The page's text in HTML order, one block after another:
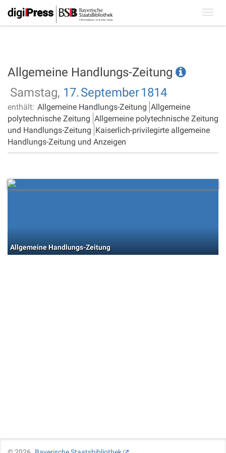
Allgemeine Handlungs-Zeitung
Samstag, 17.September1814
enthält: Allgemeine Handlungs-Zeitung Allgemeine
polytechnische Zeitung Allgemeine polytechnische Zeitung
und Handlungs-Zeitung Kaiserlich-privilegirte allgemeine
Handlungs-Zeitung und Anzeigen
Allgemeine Handlungs-Zeitung